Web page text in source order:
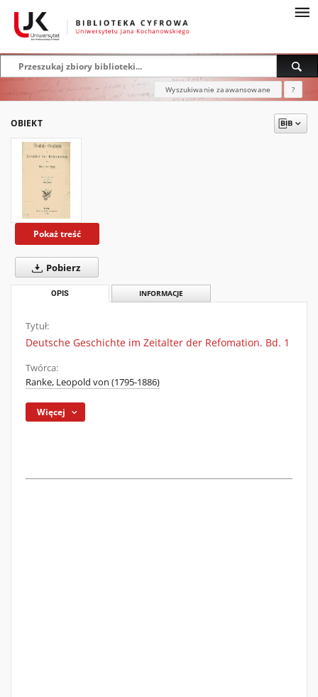
Wyszukiwanie zaawansowane ?
OBIEKT
Pokaż treść
Pobierz
OPIS INFORMACJE
Tytuł:
Deutsche Geschichte im Zeitalter der Refomation. Bd. 1
Twórca:
Ranke, Leopold von (1795-1886)
Więcej